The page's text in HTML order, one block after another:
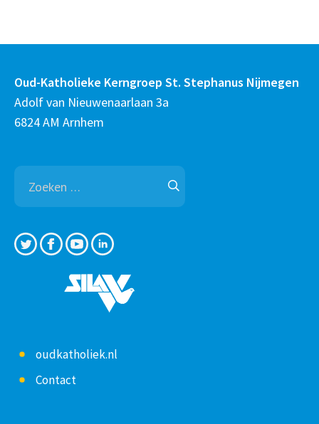
Oud-Katholieke Kerngroep St. Stephanus Nijmegen
Adolf van Nieuwenaarlaan 3a
6824 AM Arnhem
Zoeken
naar:
oudkatholiek.nl
Contact